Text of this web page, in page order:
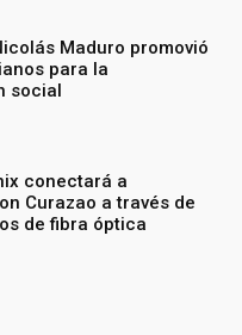
Maduro promovió
para la
social
conectará a
Curazao a través de
de fibra óptica